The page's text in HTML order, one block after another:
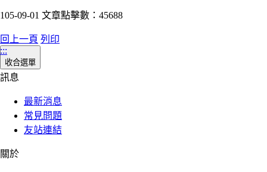
105-09-01 文章點擊數：45688
回上一頁 列印
:::
收合選單
訊息
最新消息
常見問題
友站連結
關於